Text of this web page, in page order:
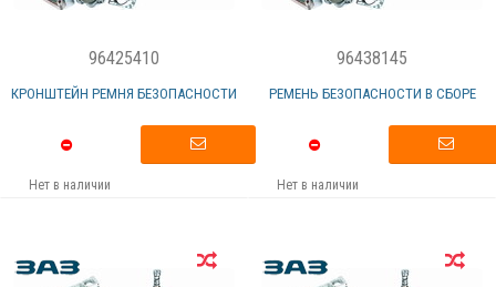
96425410
КРОНШТЕЙН РЕМНЯ БЕЗОПАСНОСТИ
Нет в наличии
96438145
РЕМЕНЬ БЕЗОПАСНОСТИ В СБОРЕ
Нет в наличии